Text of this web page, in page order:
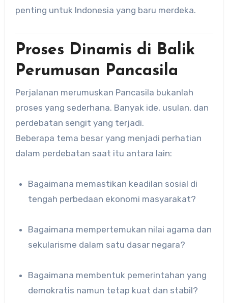
penting untuk Indonesia yang baru merdeka.
Proses Dinamis di Balik
Perumusan Pancasila
Perjalanan merumuskan Pancasila bukanlah
proses yang sederhana. Banyak ide, usulan, dan
perdebatan sengit yang terjadi.
Beberapa tema besar yang menjadi perhatian
dalam perdebatan saat itu antara lain:
Bagaimana memastikan keadilan sosial di
tengah perbedaan ekonomi masyarakat?
Bagaimana mempertemukan nilai agama dan
sekularisme dalam satu dasar negara?
Bagaimana membentuk pemerintahan yang
demokratis namun tetap kuat dan stabil?